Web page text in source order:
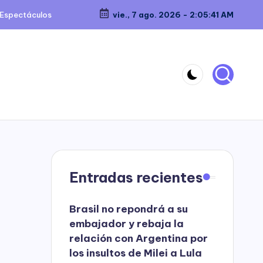
Espectáculos vie., 7 ago. 2026- 2:05:42 AM
Entradas recientes
Brasil no repondrá a su
embajador y rebaja la
relación con Argentina por
los insultos de Milei a Lula